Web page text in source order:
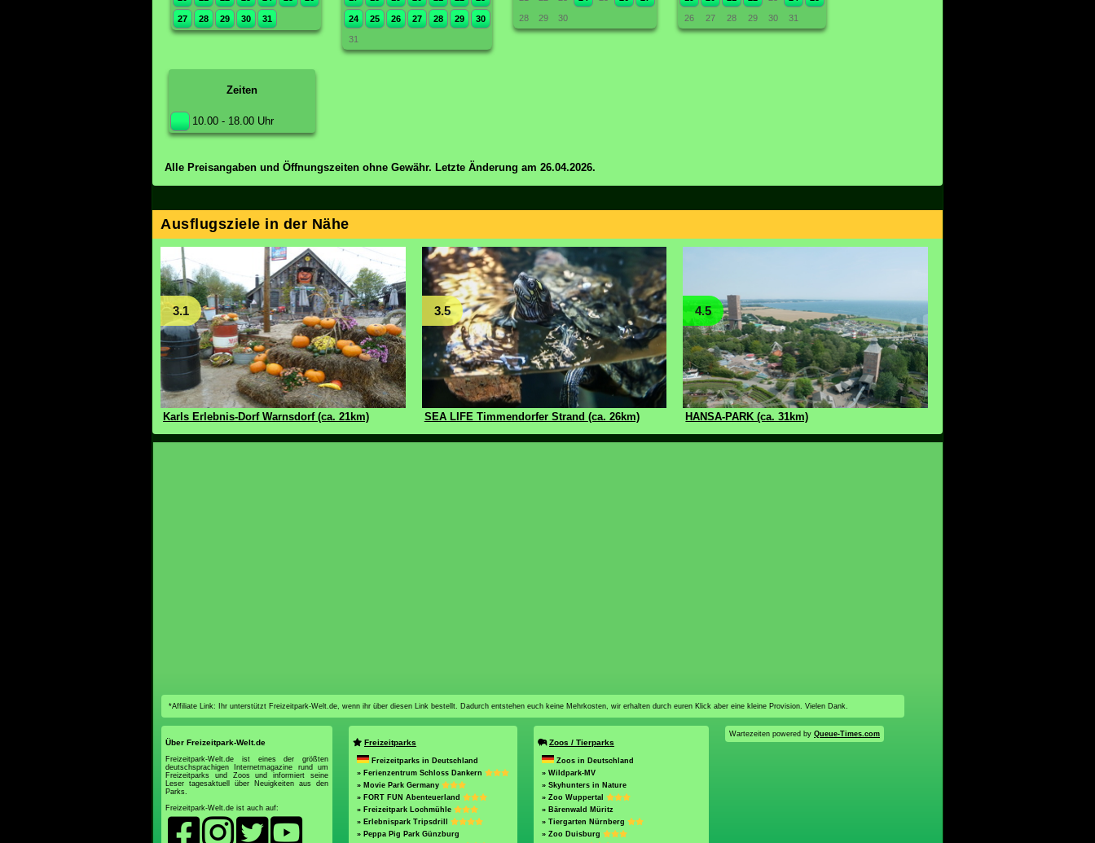
27 28 29 30 31 24 25 26 27 28 29 30
31
28 29 30 26 27 28 29 30 31
Zeiten
10.00 - 18.00 Uhr
Alle Preisangaben und Öffnungszeiten ohne Gewähr. Letzte Änderung am 26.04.2026.
Ausflugsziele in der Nähe
3.1
Karls Erlebnis-Dorf Warnsdorf (ca. 21km)
3.5
SEA LIFE Timmendorfer Strand (ca. 26km)
4.5
HANSA-PARK (ca. 31km)
*Affiliate Link: Ihr unterstützt Freizeitpark-Welt.de, wenn ihr über diesen Link bestellt. Dadurch entstehen euch keine Mehrkosten, wir erhalten durch euren Klick aber eine kleine Provision. Vielen Dank.
Über Freizeitpark-Welt.de
Freizeitpark-Welt.de ist eines der größten
deutschsprachigen Internetmagazine rund um
Freizeitparks und Zoos und informiert seine
Leser tagesaktuell über Neuigkeiten aus den
Parks.
Freizeitpark-Welt.de ist auch auf:
Freizeitparks
Freizeitparks in Deutschland
» Ferienzentrum Schloss Dankern
» Movie Park Germany
» FORT FUN Abenteuerland
» Freizeitpark Lochmühle
» Erlebnispark Tripsdrill
» Peppa Pig Park Günzburg
Zoos / Tierparks
Zoos in Deutschland
» Wildpark-MV
» Skyhunters in Nature
» Zoo Wuppertal
» Bärenwald Müritz
» Tiergarten Nürnberg
» Zoo Duisburg
Wartezeiten powered by Queue-Times.com